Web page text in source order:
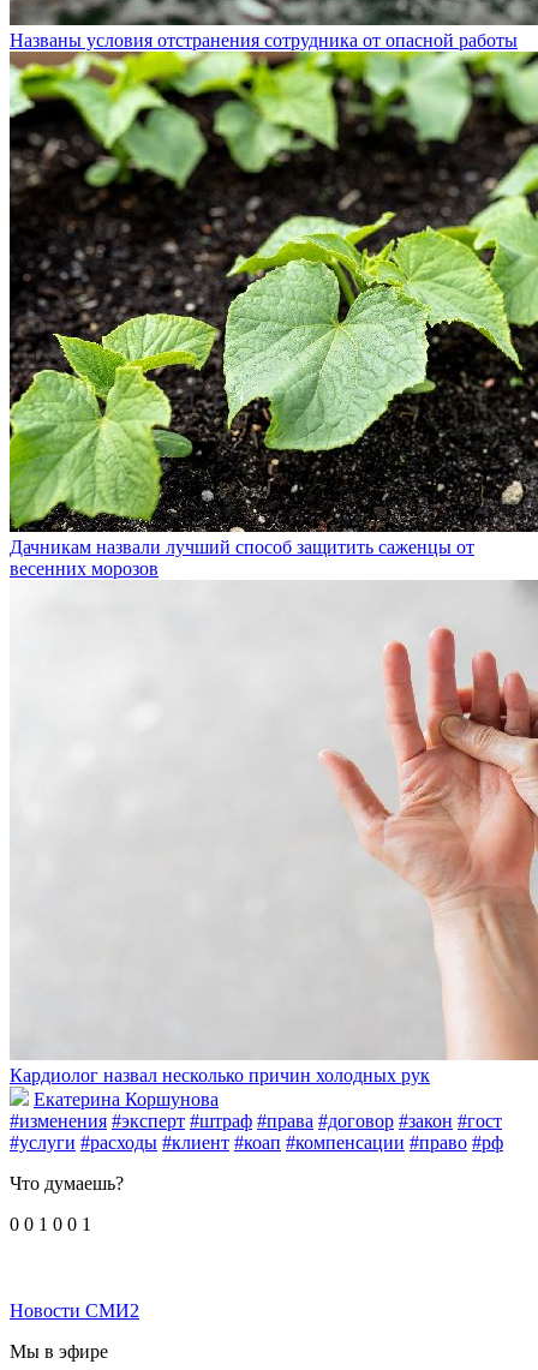
Названы условия отстранения сотрудника от опасной работы
Дачникам назвали лучший способ защитить саженцы от
весенних морозов
Кардиолог назвал несколько причин холодных рук
Екатерина Коршунова
#изменения #эксперт #штраф #права #договор #закон #гост
#услуги #расходы #клиент #коап #компенсации #право #рф
Что думаешь?
0 0 1 0 0 1
Новости СМИ2
Мы в эфире